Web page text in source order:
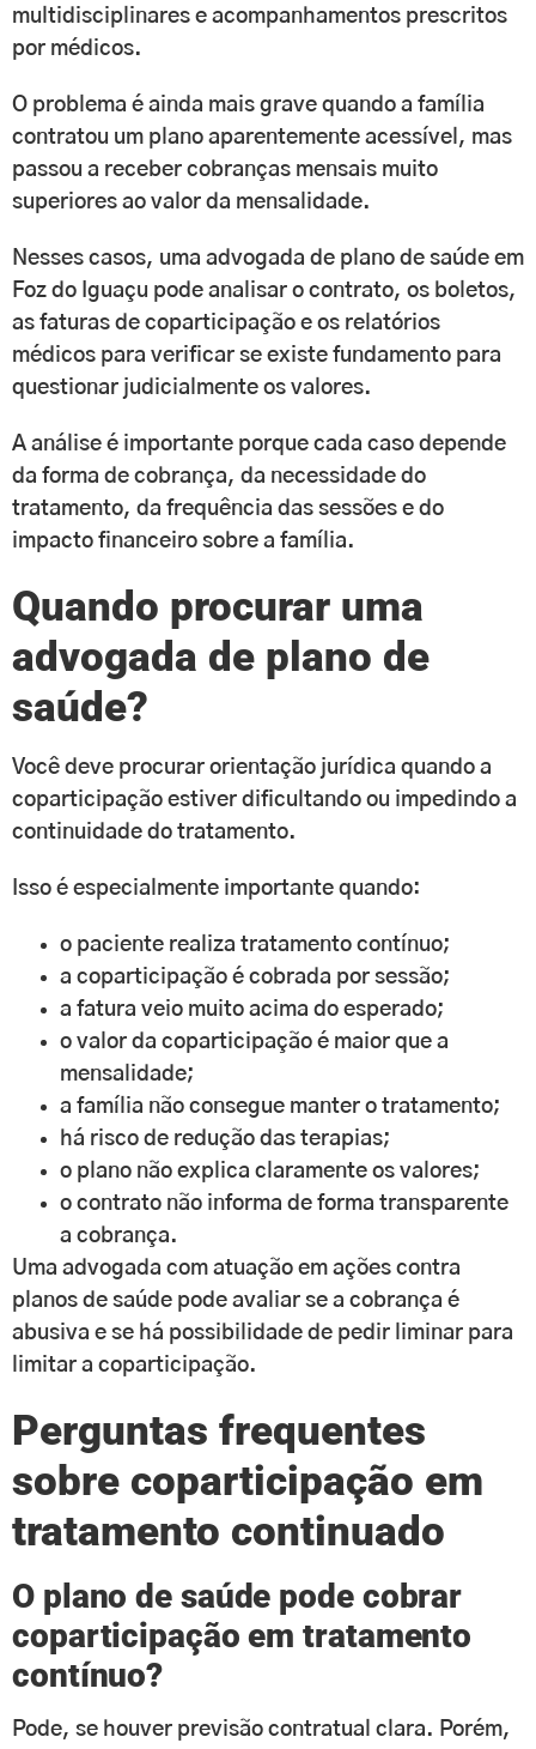
multidisciplinares e acompanhamentos prescritos
por médicos.
O problema é ainda mais grave quando a família
contratou um plano aparentemente acessível, mas
passou a receber cobranças mensais muito
superiores ao valor da mensalidade.
Nesses casos, uma advogada de plano de saúde em
Foz do Iguaçu pode analisar o contrato, os boletos,
as faturas de coparticipação e os relatórios
médicos para verificar se existe fundamento para
questionar judicialmente os valores.
A análise é importante porque cada caso depende
da forma de cobrança, da necessidade do
tratamento, da frequência das sessões e do
impacto financeiro sobre a família.
Quando procurar uma
advogada de plano de
saúde?
Você deve procurar orientação jurídica quando a
coparticipação estiver dificultando ou impedindo a
continuidade do tratamento.
Isso é especialmente importante quando:
o paciente realiza tratamento contínuo;
a coparticipação é cobrada por sessão;
a fatura veio muito acima do esperado;
o valor da coparticipação é maior que a
mensalidade;
a família não consegue manter o tratamento;
há risco de redução das terapias;
o plano não explica claramente os valores;
o contrato não informa de forma transparente
a cobrança.
Uma advogada com atuação em ações contra
planos de saúde pode avaliar se a cobrança é
abusiva e se há possibilidade de pedir liminar para
limitar a coparticipação.
Perguntas frequentes
sobre coparticipação em
tratamento continuado
O plano de saúde pode cobrar
coparticipação em tratamento
contínuo?
Pode, se houver previsão contratual clara. Porém,